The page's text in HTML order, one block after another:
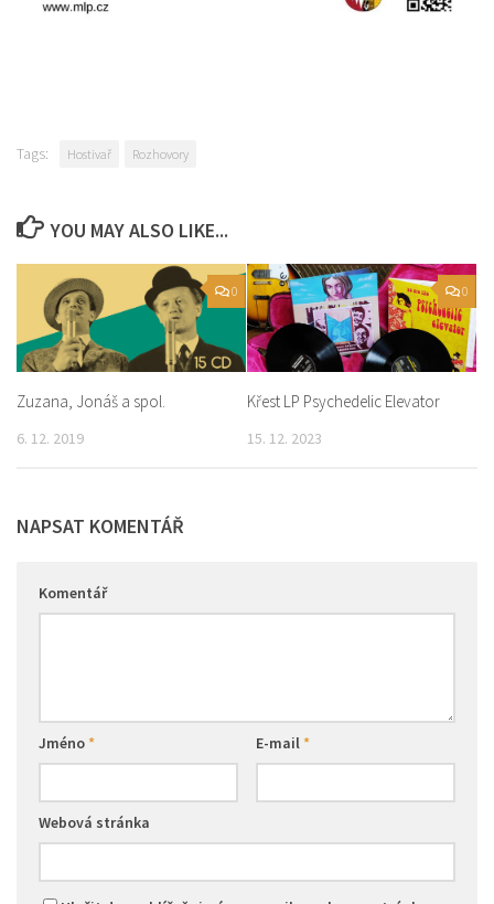
Tags: Hostivař Rozhovory
YOU MAY ALSO LIKE...
0
Zuzana, Jonáš a spol.
6. 12. 2019
0
Křest LP Psychedelic Elevator
15. 12. 2023
NAPSAT KOMENTÁŘ
Komentář
Jméno* E-mail*
Webová stránka